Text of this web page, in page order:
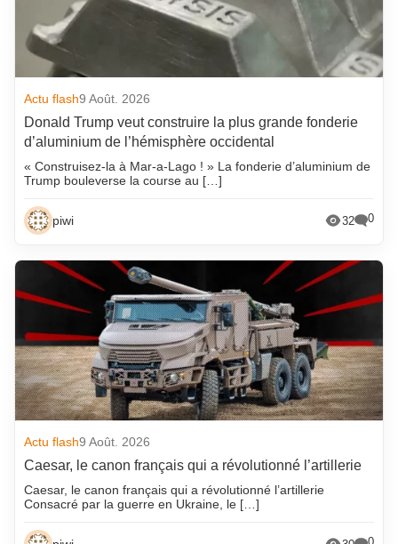
Actu flash9 Août. 2026
Donald Trump veut construire la plus grande fonderie
d’aluminium de l’hémisphère occidental
« Construisez-la à Mar-a-Lago ! » La fonderie d’aluminium de
Trump bouleverse la course au […]
piwi 32 0
Actu flash9 Août. 2026
Caesar, le canon français qui a révolutionné l’artillerie
Caesar, le canon français qui a révolutionné l’artillerie
Consacré par la guerre en Ukraine, le […]